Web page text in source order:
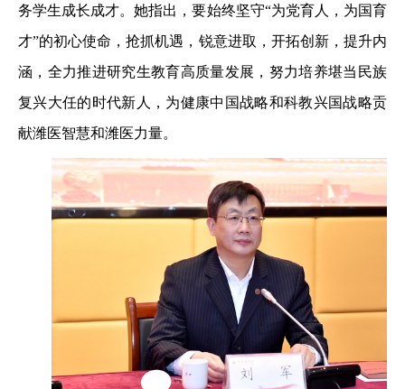
务学生成长成才。她指出，要始终坚守“为党育人，为国育
才”的初心使命，抢抓机遇，锐意进取，开拓创新，提升内
涵，全力推进研究生教育高质量发展，努力培养堪当民族
复兴大任的时代新人，为健康中国战略和科教兴国战略贡
献潍医智慧和潍医力量。